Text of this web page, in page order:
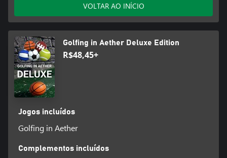
VOLTAR AO INÍCIO
Golfing in Aether Deluxe Edition
R$48,45+
Jogos incluídos
Golfing in Aether
Complementos incluídos